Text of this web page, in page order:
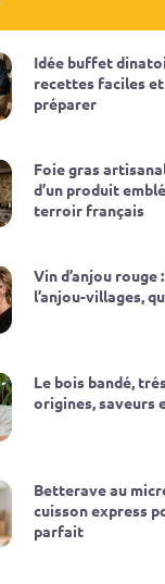
Idée buffet
recettes faciles
préparer
Foie gras
d’un produit
terroir français
Vin d’anjou rouge
l’anjou-villages,
Le bois bandé,
origines, saveurs
Betterave au
cuisson express
parfait